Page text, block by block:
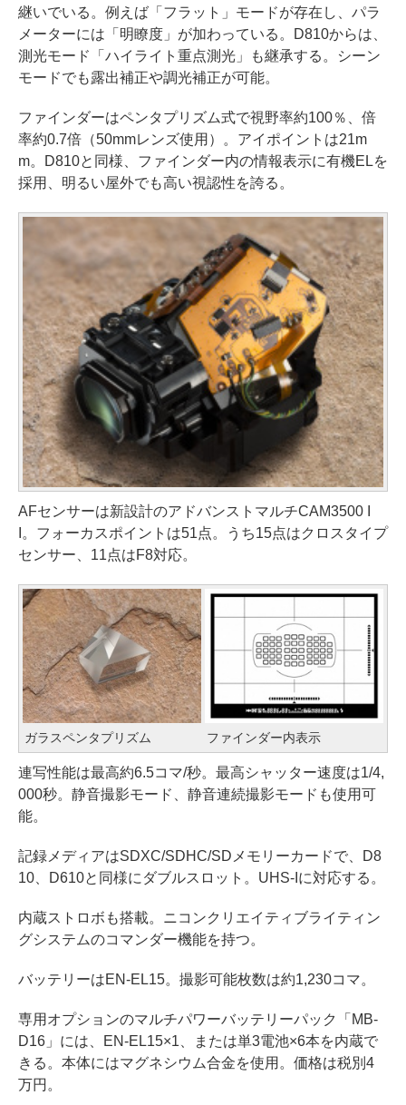
継いでいる。例えば「フラット」モードが存在し、パラ
メーターには「明瞭度」が加わっている。D810からは、
測光モード「ハイライト重点測光」も継承する。シーン
モードでも露出補正や調光補正が可能。
ファインダーはペンタプリズム式で視野率約100％、倍
率約0.7倍（50mmレンズ使用）。アイポイントは21m
m。D810と同様、ファインダー内の情報表示に有機ELを
採用、明るい屋外でも高い視認性を誇る。
AFセンサーは新設計のアドバンストマルチCAM3500 I
I。フォーカスポイントは51点。うち15点はクロスタイプ
センサー、11点はF8対応。
ガラスペンタプリズム ファインダー内表示
連写性能は最高約6.5コマ/秒。最高シャッター速度は1/4,
000秒。静音撮影モード、静音連続撮影モードも使用可
能。
記録メディアはSDXC/SDHC/SDメモリーカードで、D8
10、D610と同様にダブルスロット。UHS-Iに対応する。
内蔵ストロボも搭載。ニコンクリエイティブライティン
グシステムのコマンダー機能を持つ。
バッテリーはEN-EL15。撮影可能枚数は約1,230コマ。
専用オプションのマルチパワーバッテリーパック「MB-
D16」には、EN-EL15×1、または単3電池×6本を内蔵で
きる。本体にはマグネシウム合金を使用。価格は税別4
万円。